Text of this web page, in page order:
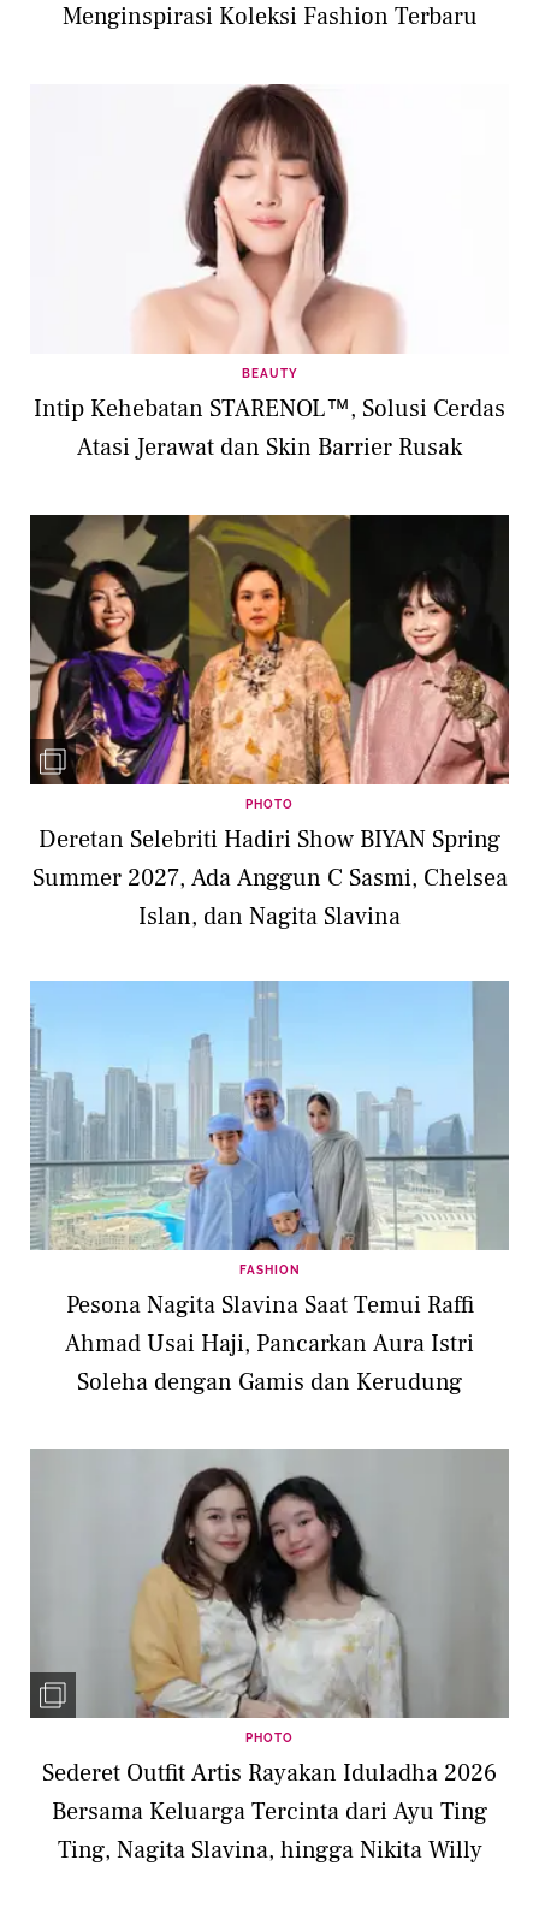
Menginspirasi Koleksi Fashion Terbaru
BEAUTY
Intip Kehebatan STARENOL™, Solusi Cerdas
Atasi Jerawat dan Skin Barrier Rusak
PHOTO
Deretan Selebriti Hadiri Show BIYAN Spring
Summer 2027, Ada Anggun C Sasmi, Chelsea
Islan, dan Nagita Slavina
FASHION
Pesona Nagita Slavina Saat Temui Raffi
Ahmad Usai Haji, Pancarkan Aura Istri
Soleha dengan Gamis dan Kerudung
PHOTO
Sederet Outfit Artis Rayakan Iduladha 2026
Bersama Keluarga Tercinta dari Ayu Ting
Ting, Nagita Slavina, hingga Nikita Willy